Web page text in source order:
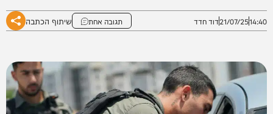
14:40
21/07/25דוד חדד תגובה אחת שיתוף הכתבה